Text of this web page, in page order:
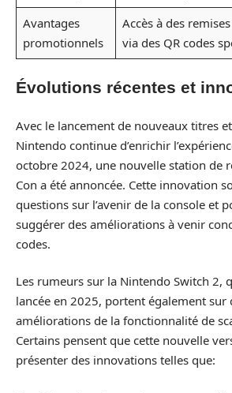
Avantages
promotionnels
Accès à des
via des QR codes
Évolutions récentes et
Avec le lancement de nouveaux titres
Nintendo continue d’enrichir
octobre 2024, une nouvelle station de
Con a été annoncée. Cette innovation
questions sur l’avenir de la console et
suggérer des améliorations à venir
codes.
Les rumeurs sur la Nintendo Switch 2,
lancée en 2025, portent également sur
améliorations de la fonctionnalité de
Certains pensent que cette nouvelle
présenter des innovations telles que: